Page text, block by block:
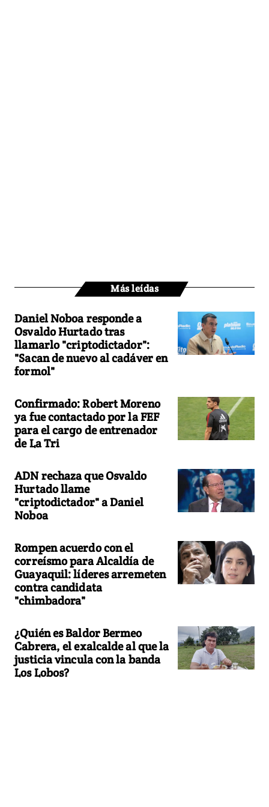
Más leídas
Daniel Noboa responde a
Osvaldo Hurtado tras
llamarlo "criptodictador":
"Sacan de nuevo al cadáver en
formol"
Confirmado: Robert Moreno
ya fue contactado por la FEF
para el cargo de entrenador
de La Tri
ADN rechaza que Osvaldo
Hurtado llame
"criptodictador" a Daniel
Noboa
Rompen acuerdo con el
correísmo para Alcaldía de
Guayaquil: líderes arremeten
contra candidata
"chimbadora"
¿Quién es Baldor Bermeo
Cabrera, el exalcalde al que la
justicia vincula con la banda
Los Lobos?